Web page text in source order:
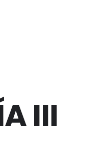
III